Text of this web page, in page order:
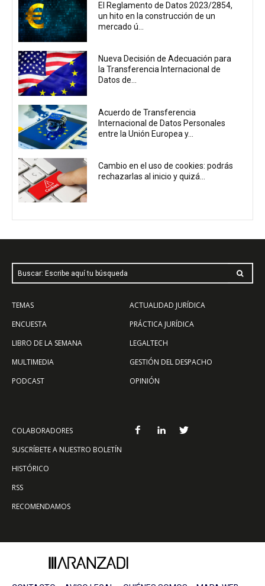
El Reglamento de Datos 2023/2854,
un hito en la construcción de un
mercado ú...
Nueva Decisión de Adecuación para
la Transferencia Internacional de
Datos de...
Acuerdo de Transferencia
Internacional de Datos Personales
entre la Unión Europea y...
Cambio en el uso de cookies: podrás
rechazarlas al inicio y quizá...
Buscar: Escribe aquí tu búsqueda
TEMAS
ENCUESTA
LIBRO DE LA SEMANA
MULTIMEDIA
PODCAST
ACTUALIDAD JURÍDICA
PRÁCTICA JURÍDICA
LEGALTECH
GESTIÓN DEL DESPACHO
OPINIÓN
COLABORADORES
SUSCRÍBETE A NUESTRO BOLETÍN
HISTÓRICO
RSS
RECOMENDAMOS